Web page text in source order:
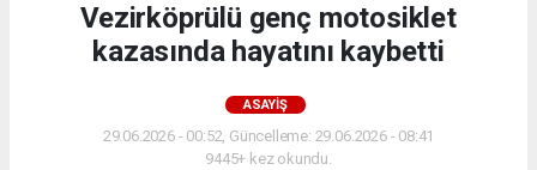
Vezirköprülü genç motosiklet
kazasında hayatını kaybetti
ASAYIŞ
29.06.2026 - 00:52, Güncelleme: 29.06.2026 - 08:41
9445+ kez okundu.